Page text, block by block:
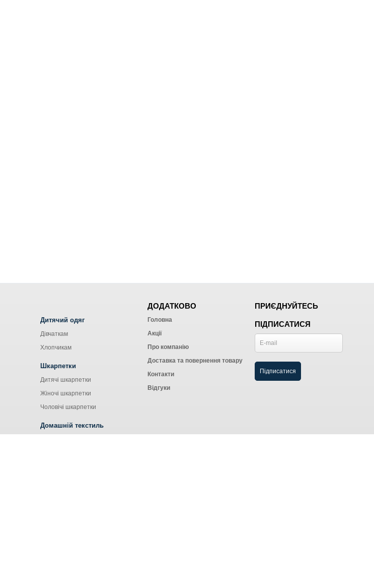
Дитячий одяг
Дівчаткам
Хлопчикам
Шкарпетки
Дитячі шкарпетки
Жіночі шкарпетки
Чоловічі шкарпетки
Домашній текстиль
ДОДАТКОВО
Головна
Акції
Про компанію
Доставка та повернення товару
Контакти
Відгуки
ПРИЄДНУЙТЕСЬ
ПІДПИСАТИСЯ